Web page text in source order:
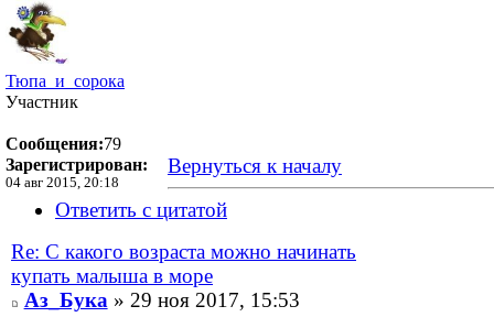
Тюпа_и_сорока
Участник
Сообщения:79
Зарегистрирован:
04 авг 2015, 20:18
Вернуться к началу
Ответить с цитатой
Re: С какого возраста можно начинать
купать малыша в море
Аз_Бука » 29 ноя 2017, 15:53